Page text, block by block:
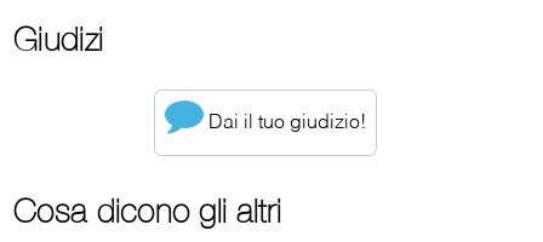
Giudizi
Dai il tuo giudizio!
Cosa dicono gli altri